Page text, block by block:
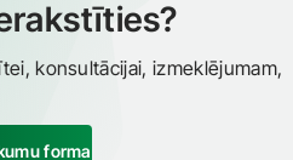
konsultācijai, izmeklējumam,
forma